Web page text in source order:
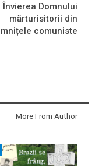
Învierea Domnului
mărturisitorii din
comuniste
More From Author